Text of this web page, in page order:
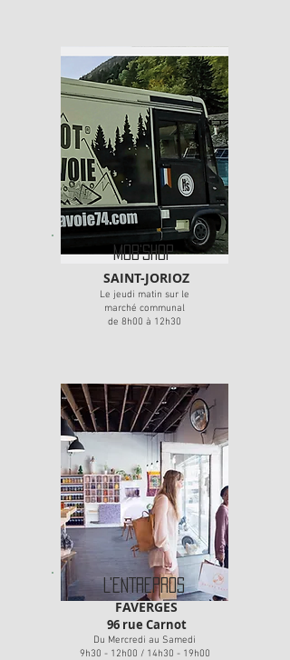
MOB'SHOP
SAINT-JORIOZ
Le jeudi matin sur le
marché communal
de 8h00 à 12h30
L'ENTREPROS
FAVERGES
96 rue Carnot
Du Mercredi au Samedi
9h30 - 12h00 / 14h30 - 19h00